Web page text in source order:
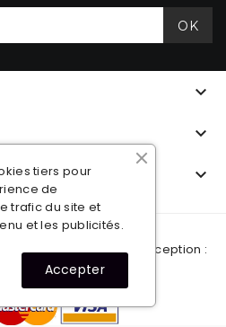
FacebookYouTube



Plan du site- Conception :
tiers pour
de
trafic du site et
et les publicités.
Accepter